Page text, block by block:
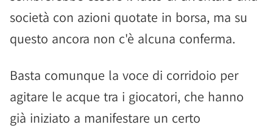
società con azioni quotate in borsa, ma su
questo ancora non c'è alcuna conferma.
Basta comunque la voce di corridoio per
agitare le acque tra i giocatori, che hanno
già iniziato a manifestare un certo